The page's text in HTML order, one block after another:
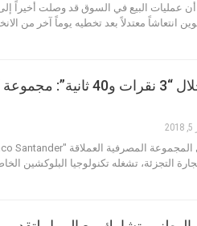
عمليات البيع في السوق قد وصلت أخيراً إلى
انتعاشاً معتدلاً بعد تخطيه يوماً آخر من
التجزئة، تشغله تكنولوجيا البلوكشين